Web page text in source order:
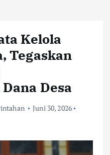
Kelola
Tegaskan
Desa
Juni 30, 2026